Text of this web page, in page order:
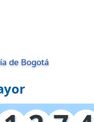
de Bogotá